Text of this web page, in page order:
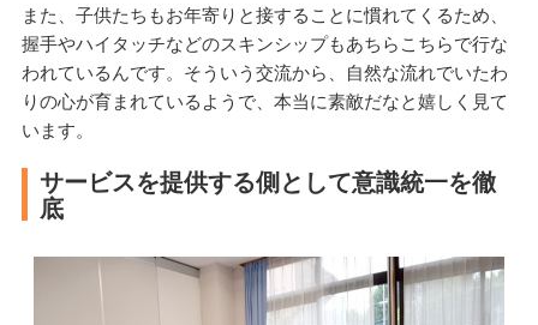
また、子供たちもお年寄りと接することに慣れてくるため、
握手やハイタッチなどのスキンシップもあちらこちらで行な
われているんです。そういう交流から、自然な流れでいたわ
りの心が育まれているようで、本当に素敵だなと嬉しく見て
います。
サービスを提供する側として意識統一を徹
底